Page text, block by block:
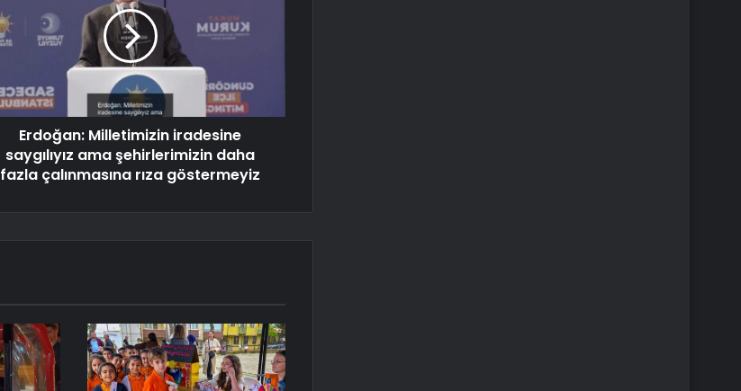
Erdoğan: Milletimizin iradesine
saygılıyız ama şehirlerimizin daha
fazla çalınmasına rıza göstermeyiz